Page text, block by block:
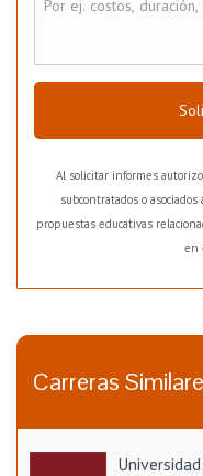
Al solicitar informes
subcontratados o
propuestas educativas
en
Carreras